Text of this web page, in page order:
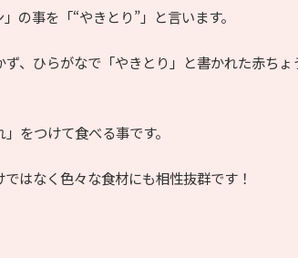
の事を「“やきとり”」と言います。
、ひらがなで「やきとり」と書かれた赤ち
をつけて食べる事です。
はなく色々な食材にも相性抜群です！